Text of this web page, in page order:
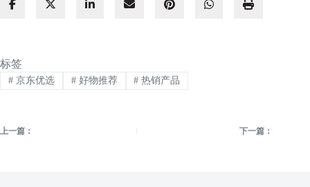
标签
#京东优选 #好物推荐 # 热销产品
上一篇： 下一篇：